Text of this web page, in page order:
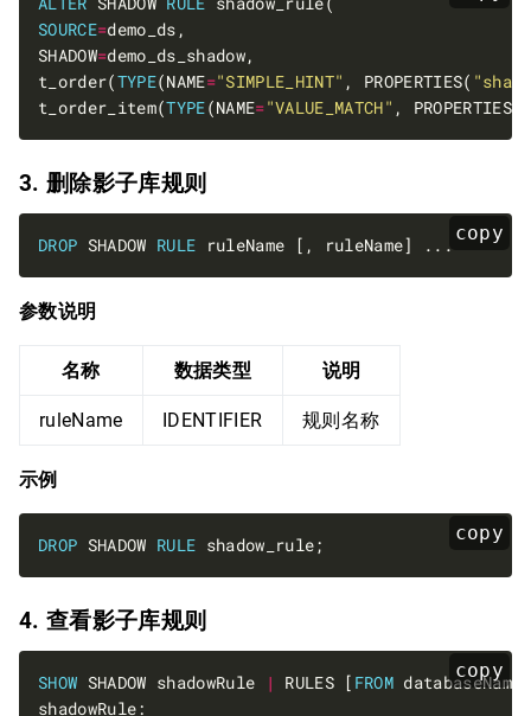
SOURCE=
SHADOW=
t_order(TYPE(NAME="SIMPLE_HINT" , PROPERTIES(
t_order_item(TYPE(NAME="VALUE_MATCH" , PROPERTIES(
3. 删除影子库规则
copy
DROP SHADOW RULE
参数说明
名称 数据类型 说明
ruleName IDENTIFIER 规则名称
示例
copy
DROP SHADOW RULE
4. 查看影子库规则
copy
SHOW SHADOW shadowRule | RULES [ FROM